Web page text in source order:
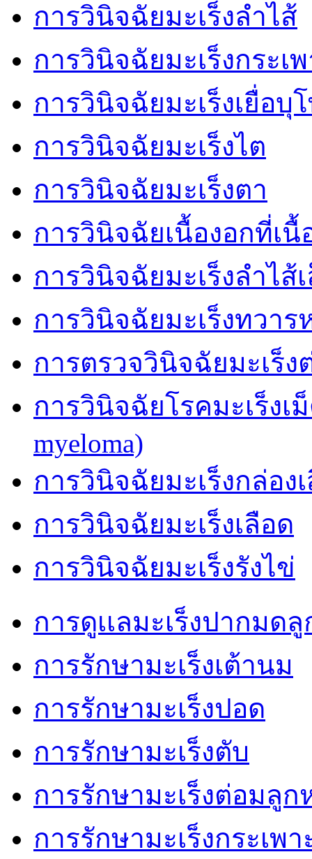
การวินิจฉัยมะเร็งลำไส้
การวินิจฉัยมะเร็งกระเ
การวินิจฉัยมะเร็งเยื่อบุ
การวินิจฉัยมะเร็งไต
การวินิจฉัยมะเร็งตา
การวินิจฉัยเนื้องอกที่เนื้
การวินิจฉัยมะเร็งลำไส้
การวินิจฉัยมะเร็งทวาร
การตรวจวินิจฉัยมะเร็
การวินิจฉัยโรคมะเร็งเ
myeloma)
การวินิจฉัยมะเร็งกล่อง
การวินิจฉัยมะเร็งเลือด
การวินิจฉัยมะเร็งรังไข่
การดูเเลมะเร็งปากมดลู
การรักษามะเร็งเต้านม
การรักษามะเร็งปอด
การรักษามะเร็งตับ
การรักษามะเร็งต่อมลูก
การรักษามะเร็งกระเพ